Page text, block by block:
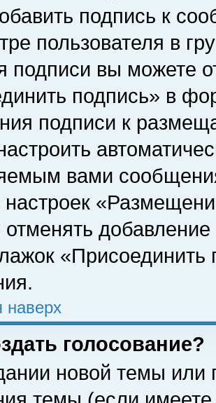
подпись к
пользователя в
подписи вы можете
подпись» в
подписи к
вами
настроек
«Присоединить
наверх
голосование?
новой темы или